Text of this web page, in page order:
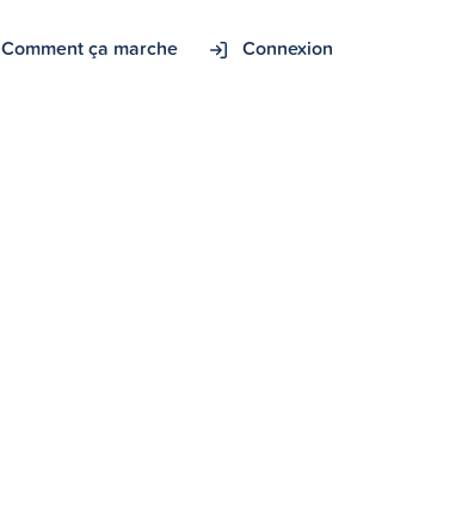
Comment ça marche Connexion